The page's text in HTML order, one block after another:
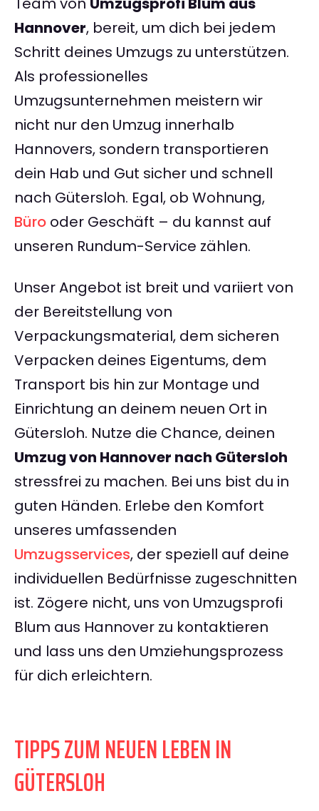
Hannover, bereit, um dich bei jedem
Schritt deines Umzugs zu unterstützen.
Als professionelles
Umzugsunternehmen meistern wir
nicht nur den Umzug innerhalb
Hannovers, sondern transportieren
dein Hab und Gut sicher und schnell
nach Gütersloh. Egal, ob Wohnung,
Büro oder Geschäft – du kannst auf
unseren Rundum-Service zählen.
Unser Angebot ist breit und variiert von
der Bereitstellung von
Verpackungsmaterial, dem sicheren
Verpacken deines Eigentums, dem
Transport bis hin zur Montage und
Einrichtung an deinem neuen Ort in
Gütersloh. Nutze die Chance, deinen
Umzug von Hannover nach Gütersloh
stressfrei zu machen. Bei uns bist du in
guten Händen. Erlebe den Komfort
unseres umfassenden
Umzugsservices, der speziell auf deine
individuellen Bedürfnisse zugeschnitten
ist. Zögere nicht, uns von Umzugsprofi
Blum aus Hannover zu kontaktieren
und lass uns den Umziehungsprozess
für dich erleichtern.
TIPPS ZUM NEUEN LEBEN IN
GÜTERSLOH